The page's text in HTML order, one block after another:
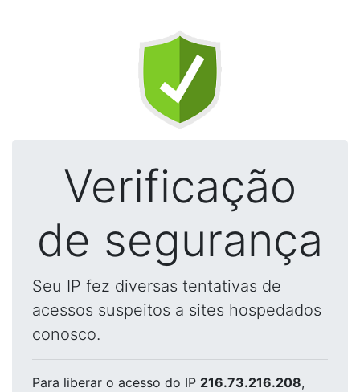
Verificação
de segurança
Seu IP fez diversas tentativas de
acessos suspeitos a sites hospedados
conosco.
Para liberar o acesso do IP 216.73.216.208,